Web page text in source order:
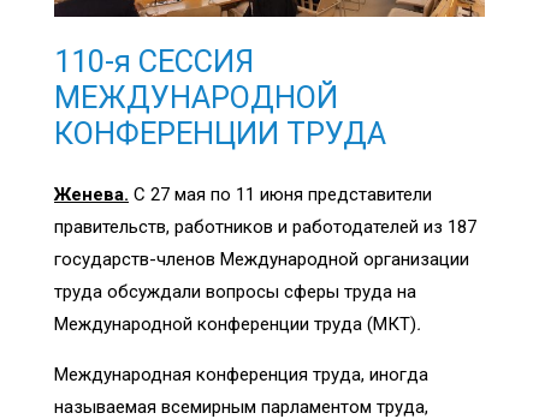
110-я СЕССИЯ
МЕЖДУНАРОДНОЙ
КОНФЕРЕНЦИИ ТРУДА
Женева. С 27 мая по 11 июня представители
правительств, работников и работодателей из 187
государств-членов Международной организации
труда обсуждали вопросы сферы труда на
Международной конференции труда (МКТ).
Международная конференция труда, иногда
называемая всемирным парламентом труда,